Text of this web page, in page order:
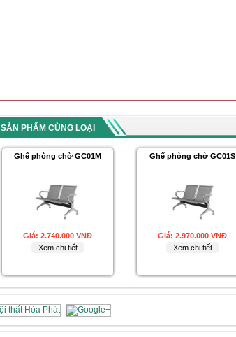
SẢN PHẨM CÙNG LOẠI
Ghế phòng chờ GC01M
Giá: 2.740.000 VNĐ
Xem chi tiết
Ghế phòng chờ GC01S
Giá: 2.970.000 VNĐ
Xem chi tiết